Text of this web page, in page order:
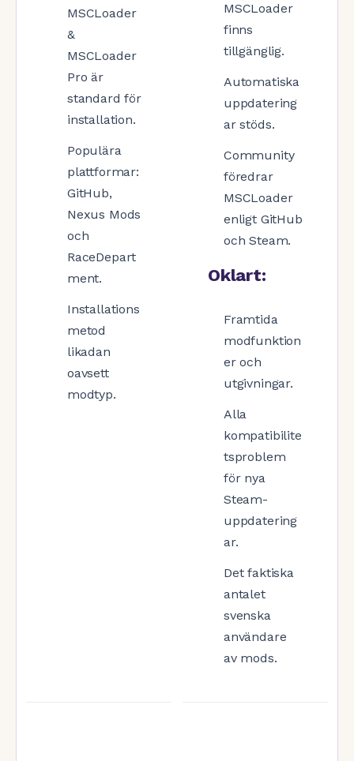
MSCLoader
&
MSCLoader
Pro är
standard för
installation.
Populära
plattformar:
GitHub,
Nexus Mods
och
RaceDepart
ment.
Installations
metod
likadan
oavsett
modtyp.
MSCLoader
finns
tillgänglig.
Automatiska
uppdatering
ar stöds.
Community
föredrar
MSCLoader
enligt GitHub
och Steam.
Oklart:
Framtida
modfunktion
er och
utgivningar.
Alla
kompatibilite
tsproblem
för nya
Steam-
uppdatering
ar.
Det faktiska
antalet
svenska
användare
av mods.